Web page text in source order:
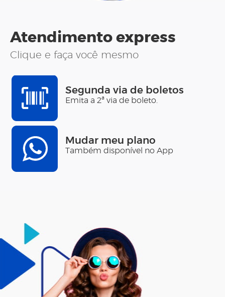
Atendimento express
Clique e faça você mesmo
Segunda via de boletos
Emita a 2ª via de boleto.
Mudar meu plano
Também disponível no App